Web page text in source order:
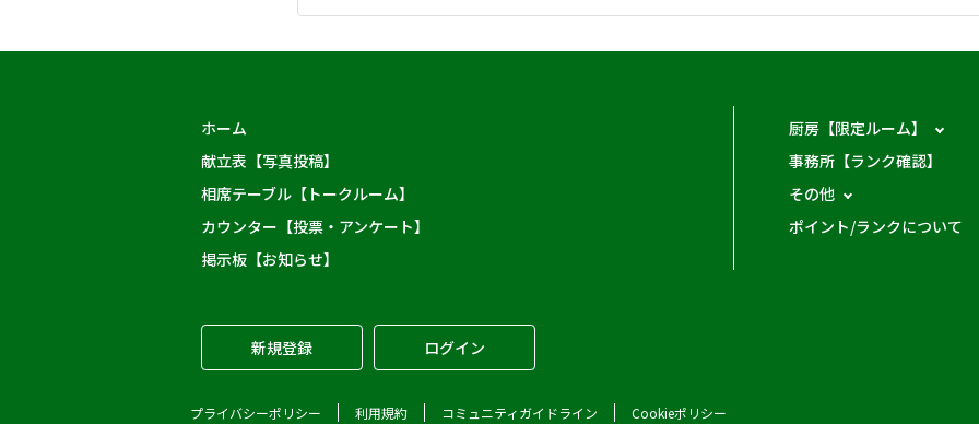
ホーム
献立表【写真投稿】
相席テーブル【トークルーム】
カウンター【投票・アンケート】
掲示板【お知らせ】
厨房【限定ルーム】
事務所【ランク確認】
その他
ポイント/ランクについて
新規登録 ログイン
プライバシーポリシー 利用規約 コミュニティガイドライン Cookieポリシー